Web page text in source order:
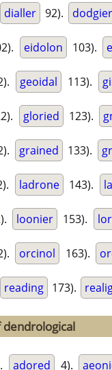
dialler 92). dodgier
eidolon 103).
geoidal 113).
gloried 123).
grained 133).
ladrone 143).
loonier 153).
orcinol 163).
reading 173).
adored 4).